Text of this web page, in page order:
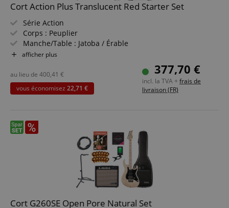
Cort Action Plus Translucent Red Starter Set
Série Action
Corps : Peuplier
Manche/Table : Jatoba / Érable
Micros : Powersound PSEB1-5/F & PSEB1-5/R
Pack Économique incluant ampli basse, méthode pour
basse électrique, cordes de basse, support guitare,
sangle guitare, accordeur clip et câble instrument 3m
afficher plus
377,70 €
incl. la TVA + frais de
livraison (FR)
au lieu de 400,41 €
vous économisez 22,71 €
Cort G260SE Open Pore Natural Set